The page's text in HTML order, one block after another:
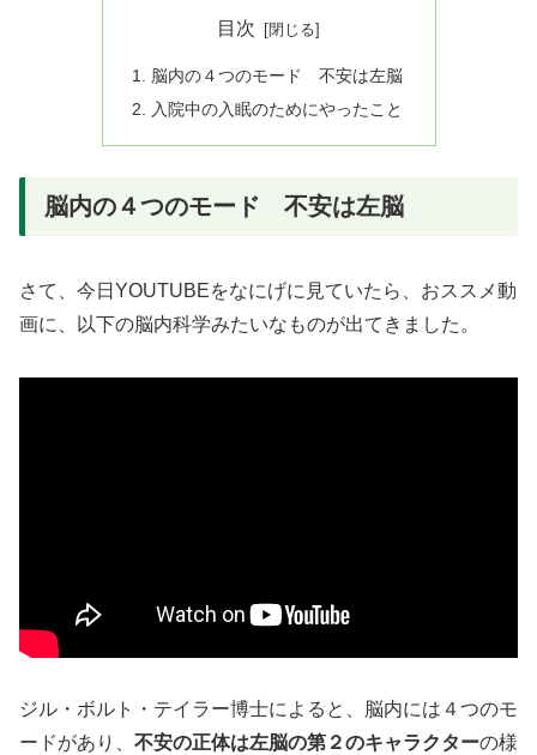
目次
脳内の４つのモード 不安は左脳
入院中の入眠のためにやったこと
脳内の４つのモード 不安は左脳
さて、今日YOUTUBEをなにげに見ていたら、おススメ動
画に、以下の脳内科学みたいなものが出てきました。
ジル・ボルト・テイラー博士によると、脳内には４つのモ
ードがあり、 不安の正体は左脳の第２のキャラクターの様